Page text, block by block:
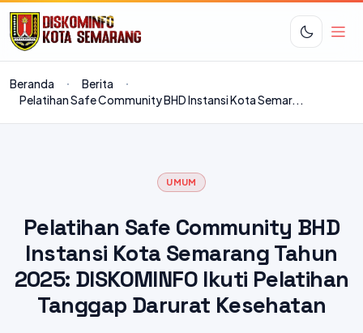
Beranda
Berita
Pelatihan Safe Community BHD Instansi Kota Semar...
UMUM
Pelatihan Safe Community BHD
Instansi Kota Semarang Tahun
2025: DISKOMINFO Ikuti Pelatihan
Tanggap Darurat Kesehatan